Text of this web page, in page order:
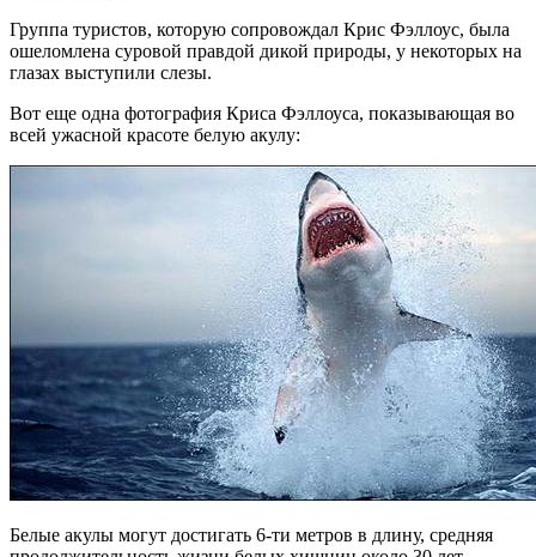
Группа туристов, которую сопровождал Крис Фэллоус, была
ошеломлена суровой правдой дикой природы, у некоторых на
глазах выступили слезы.
Вот еще одна фотография Криса Фэллоуса, показывающая во
всей ужасной красоте белую акулу:
Белые акулы могут достигать 6-ти метров в длину, средняя